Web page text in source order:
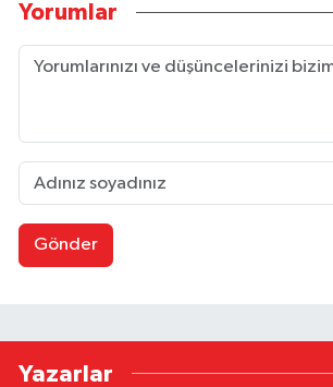
Yorumlar
Gönder
Yazarlar